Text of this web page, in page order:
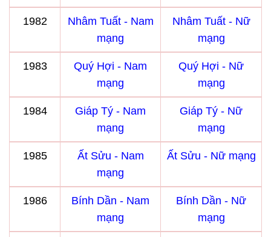
1982
Nhâm Tuất - Nam
mạng
Nhâm Tuất - Nữ
mạng
1983
Quý Hợi - Nam
mạng
Quý Hợi - Nữ
mạng
1984
Giáp Tý - Nam
mạng
Giáp Tý - Nữ
mạng
1985
Ất Sửu - Nam
mạng
Ất Sửu - Nữ mạng
1986
Bính Dần - Nam
mạng
Bính Dần - Nữ
mạng